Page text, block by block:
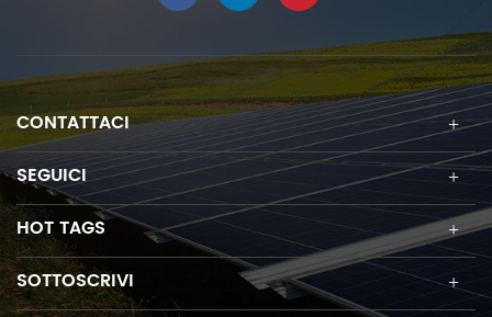
CONTATTACI
SEGUICI
HOT TAGS
SOTTOSCRIVI